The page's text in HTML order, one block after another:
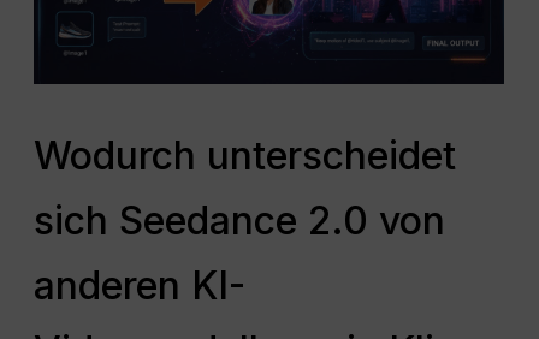
Wodurch unterscheidet
sich Seedance 2.0 von
anderen KI-